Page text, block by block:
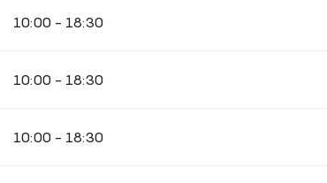
10:00 - 18:30
10:00 - 18:30
10:00 - 18:30